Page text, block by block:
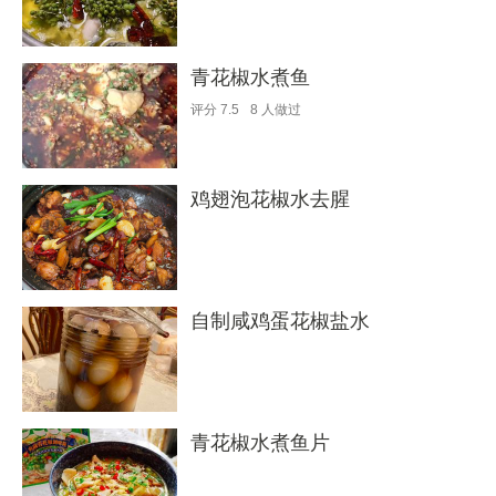
青花椒水煮鱼
评分 7.5 8 人做过
鸡翅泡花椒水去腥
自制咸鸡蛋花椒盐水
青花椒水煮鱼片